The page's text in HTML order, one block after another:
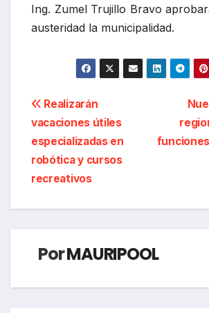
Ing. Zumel Trujillo Bravo
austeridad la municipalidad.
Navegación
de
entradas
Realizarán
vacaciones útiles
especializadas en
robótica y cursos
recreativos
PorMAURIPOOL